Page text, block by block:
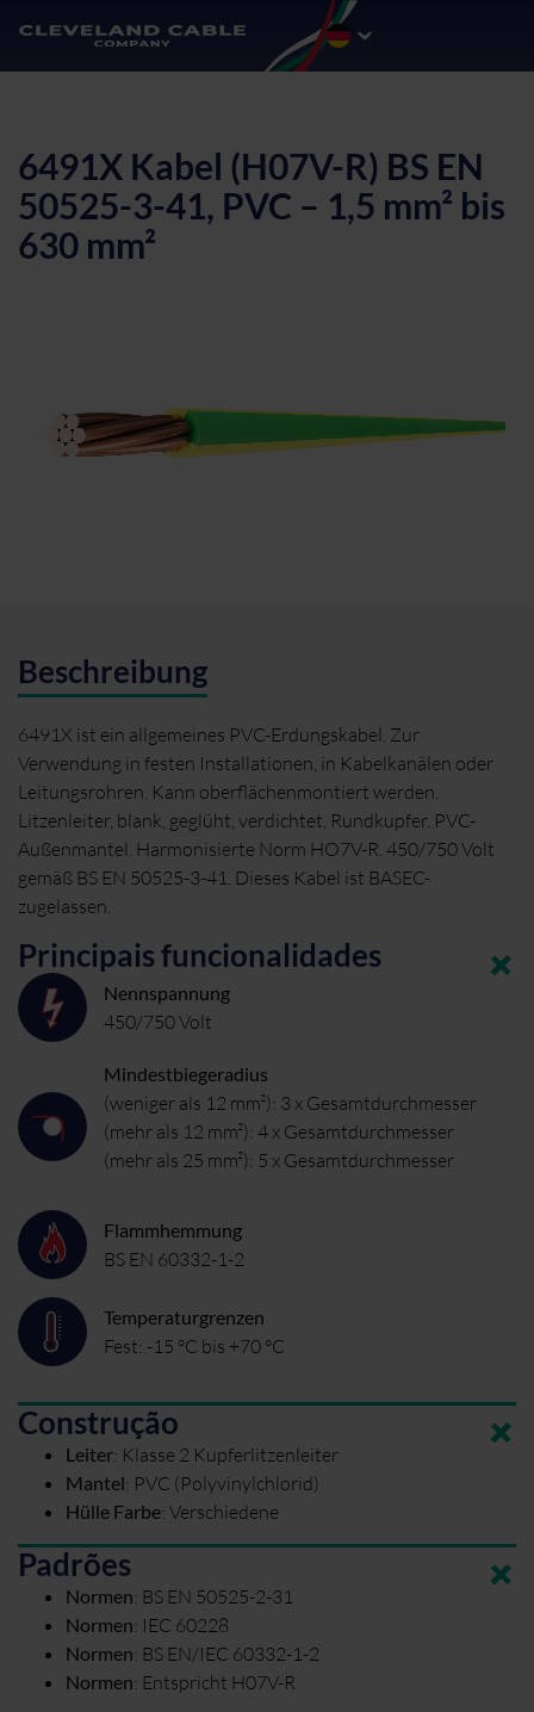
6491X Kabel (H07V-R) BS EN
50525-3-41, PVC – 1,5 mm² bis
630 mm²
Beschreibung
6491X ist ein allgemeines PVC-Erdungskabel. Zur
Verwendung in festen Installationen, in Kabelkanälen oder
Leitungsrohren. Kann oberflächenmontiert werden.
Litzenleiter, blank, geglüht, verdichtet, Rundkupfer. PVC-
Außenmantel. Harmonisierte Norm HO7V-R. 450/750 Volt
gemäß BS EN 50525-3-41. Dieses Kabel ist BASEC-
zugelassen.
Principais funcionalidades
Nennspannung
450/750 Volt
Mindestbiegeradius
(weniger als 12 mm²): 3 x Gesamtdurchmesser
(mehr als 12 mm²): 4 x Gesamtdurchmesser
(mehr als 25 mm²): 5 x Gesamtdurchmesser
Flammhemmung
BS EN 60332-1-2
Temperaturgrenzen
Fest: -15 °C bis +70 °C
Construção
Leiter: Klasse 2 Kupferlitzenleiter
Mantel: PVC (Polyvinylchlorid)
Hülle Farbe: Verschiedene
Padrões
Normen: BS EN 50525-2-31
Normen: IEC 60228
Normen: BS EN/IEC 60332-1-2
Normen: Entspricht H07V-R